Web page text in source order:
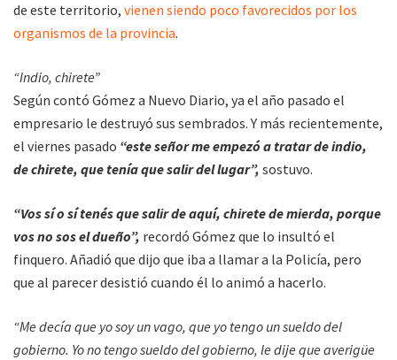
de este territorio, vienen siendo poco favorecidos por los
organismos de la provincia.
“Indio, chirete”
Según contó Gómez a Nuevo Diario, ya el año pasado el
empresario le destruyó sus sembrados. Y más recientemente,
el viernes pasado “este señor me empezó a tratar de indio,
de chirete, que tenía que salir del lugar”, sostuvo.
“Vos sí o sí tenés que salir de aquí, chirete de mierda, porque
vos no sos el dueño”, recordó Gómez que lo insultó el
finquero. Añadió que dijo que iba a llamar a la Policía, pero
que al parecer desistió cuando él lo animó a hacerlo.
“Me decía que yo soy un vago, que yo tengo un sueldo del
gobierno. Yo no tengo sueldo del gobierno, le dije que averigüe